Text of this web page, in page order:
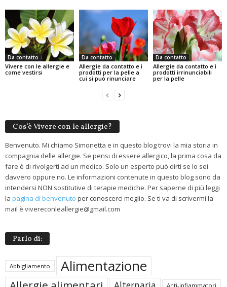
Da contatto
Vivere con le allergie e
come vestirsi
Da contatto
Allergie da contatto e i
prodotti per la pelle a
cui si può rinunciare
Da contatto
Allergie da contatto e i
prodotti irrinunciabili
per la pelle
Cos’è Vivere con le allergie?
Benvenuto. Mi chiamo Simonetta e in questo blog trovi la mia storia in
compagnia delle allergie. Se pensi di essere allergico, la prima cosa da
fare è di rivolgerti ad un medico. Solo un esperto può dirti se lo sei
davvero oppure no. Le informazioni contenute in questo blog sono da
intendersi NON sostitutive di terapie mediche. Per saperne di più leggi
la pagina di benvenuto per conoscerci meglio. Se ti va di scrivermi la
mail è vivereconleallergie@gmail.com
Parlo di:
Abbigliamento Alimentazione
Anti-infiammatori